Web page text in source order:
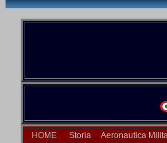
HOME Storia Aeronautica